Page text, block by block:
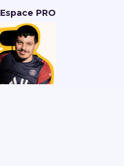
Espace PRO